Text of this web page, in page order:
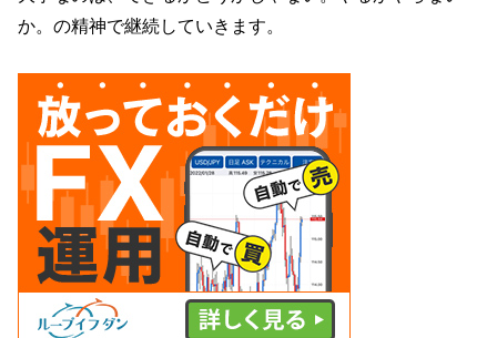
か。の精神で継続していきます。